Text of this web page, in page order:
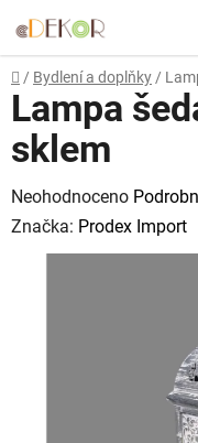
na
obsah
Domů
/ Bydlení a doplňky /
Lampa
sklem
Průměrné
hodnocení
produktu
Neohodnoceno
Značka: Prodex Import